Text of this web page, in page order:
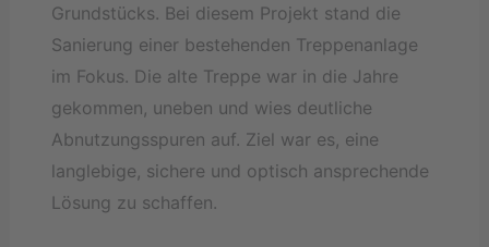
Grundstücks. Bei diesem Projekt stand die
Sanierung einer bestehenden Treppenanlage
im Fokus. Die alte Treppe war in die Jahre
gekommen, uneben und wies deutliche
Abnutzungsspuren auf. Ziel war es, eine
langlebige, sichere und optisch ansprechende
Lösung zu schaffen.